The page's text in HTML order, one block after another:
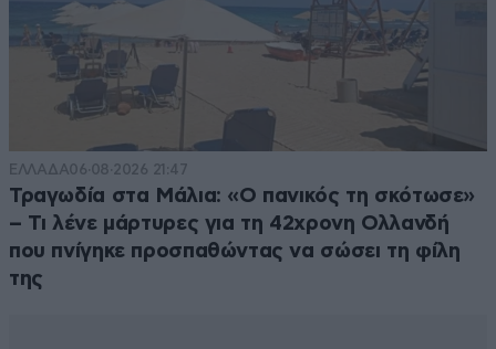
ΕΛΛΑΔΑ06·08·2026 21:47
Τραγωδία στα Μάλια: «Ο πανικός τη σκότωσε»
– Τι λένε μάρτυρες για τη 42χρονη Ολλανδή
που πνίγηκε προσπαθώντας να σώσει τη φίλη
της